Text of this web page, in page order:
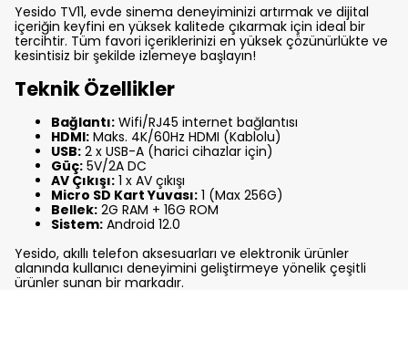
Yesido TV11, evde sinema deneyiminizi artırmak ve dijital
içeriğin keyfini en yüksek kalitede çıkarmak için ideal bir
tercihtir. Tüm favori içeriklerinizi en yüksek çözünürlükte ve
kesintisiz bir şekilde izlemeye başlayın!
Teknik Özellikler
Bağlantı: Wifi/RJ45 internet bağlantısı
HDMI: Maks. 4K/60Hz HDMI (Kablolu)
USB: 2 x USB-A (harici cihazlar için)
Güç: 5V/2A DC
AV Çıkışı: 1 x AV çıkışı
Micro SD Kart Yuvası: 1 (Max 256G)
Bellek: 2G RAM + 16G ROM
Sistem: Android 12.0
Yesido, akıllı telefon aksesuarları ve elektronik ürünler
alanında kullanıcı deneyimini geliştirmeye yönelik çeşitli
ürünler sunan bir markadır.